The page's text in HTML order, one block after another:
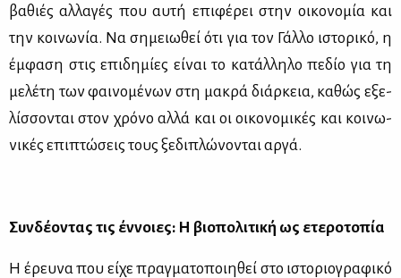
βα­θιές αλ­λα­γές που αυ­τή επι­φέ­ρει στην οι­κο­νο­μία και
την κοι­νω­νία. Nα ση­μειω­θεί ότι για τον Γάλ­λο ιστο­ρι­κό, η
έμ­φα­ση στις επι­δη­μί­ες εί­ναι το κα­τάλ­λη­λο πε­δίο για τη
με­λέ­τη των φαι­νο­μέ­νων στη μα­κρά διάρ­κεια, κα­θώς εξε­
λίσ­σο­νται στον χρό­νο αλ­λά και οι οι­κο­νο­μι­κές και κοι­νω­
νι­κές επι­πτώ­σεις τους ξε­δι­πλώ­νο­νται αρ­γά.
Συν­δέ­ο­ντας τις έν­νοιες: Η βιο­πο­λι­τι­κή ως ετε­ρο­το­πία
H έρευ­να που εί­χε πραγ­μα­το­ποι­η­θεί στο ιστο­ριο­γρα­φι­κό